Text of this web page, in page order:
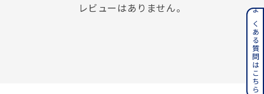
レビューはありません。
よくある質問はこちら